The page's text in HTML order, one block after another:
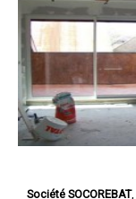
Société SOCOREBAT,